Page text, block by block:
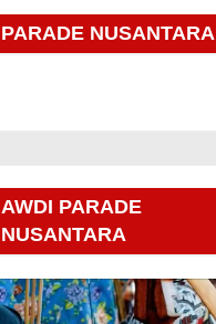
PARADE NUSANTARA
AWDI PARADE
NUSANTARA